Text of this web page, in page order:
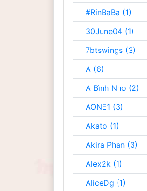
#RinBaBa (1)
30June04 (1)
7btswings (3)
A (6)
A Bình Nho (2)
AONE1 (3)
Akato (1)
Akira Phan (3)
Alex2k (1)
AliceDg (1)